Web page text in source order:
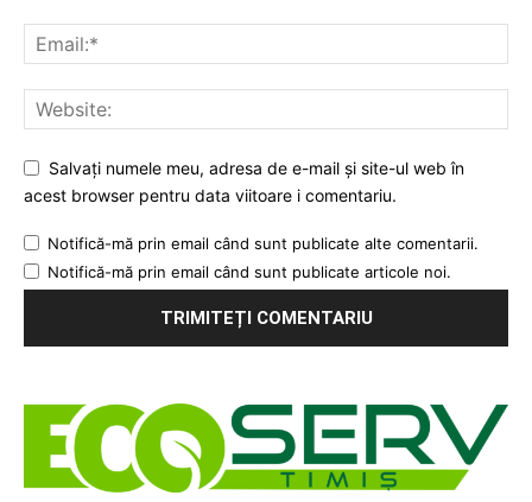
Salvați numele meu, adresa de e-mail și site-ul web în
acest browser pentru data viitoare i comentariu.
Notifică-mă prin email când sunt publicate alte comentarii.
Notifică-mă prin email când sunt publicate articole noi.